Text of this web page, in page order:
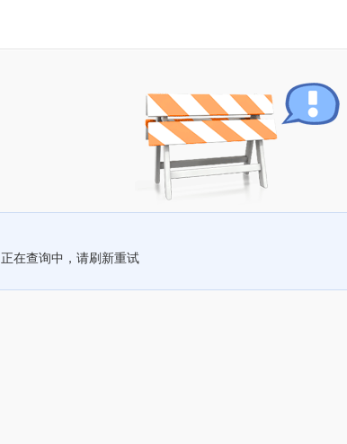
正在查询中，请刷新重试